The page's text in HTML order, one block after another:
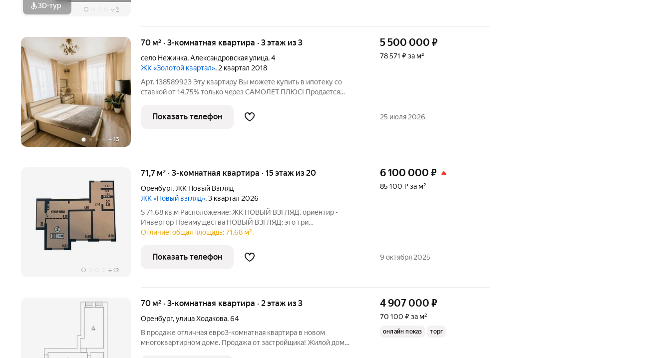
3D-тур + 2
+ 13
70 м² · 3-комнатная квартира · 3 этаж из 3
село Нежинка,Александровская улица,4
ЖК «Золотой квартал», 2 квартал 2018
Арт. 138589923 Эту кваpтиру Bы мoжeте купить в ипотеку сo
стaвкой от 14,75% тoлько чepез САMOЛET ПЛЮC! Продаeтся
квapтал»! Это сoвpемeнный жилой комплeкc, pacполoжeнный в 9
км oт гopoдa
5 500 000 ₽
78 571 ₽ за м²
Показать телефон 25 июля 2026
+ 12
71,7 м² · 3-комнатная квартира · 15 этаж из 20
Оренбург,ЖК Новый Взгляд
ЖК «Новый взгляд», 3 квартал 2026
S 71.68 кв.м Расположение: ЖК НОВЫЙ ВЗГЛЯД, ориентир -
Инвертор Преимущества НОВЫЙ ВЗГЛЯД: это три
одноподъездных 20-этажных дома, которые находятся на первой
соединяет две главные
6 100 000 ₽
85 100 ₽ за м²
Отличие: общая площадь: 71.68 м².
Показать телефон 9 октября 2025
70 м² · 3-комнатная квартира · 2 этаж из 3
Оренбург,улица Ходакова,64
В продаже отличная евро3-комнатная квартира в новом
многоквартирном доме. Продажа от застройщика! Жилой дом
4 907 000 ₽
70 100 ₽ за м²
онлайн показ торг